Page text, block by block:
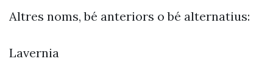
Altres noms, bé anteriors o bé alternatius:
Lavernia